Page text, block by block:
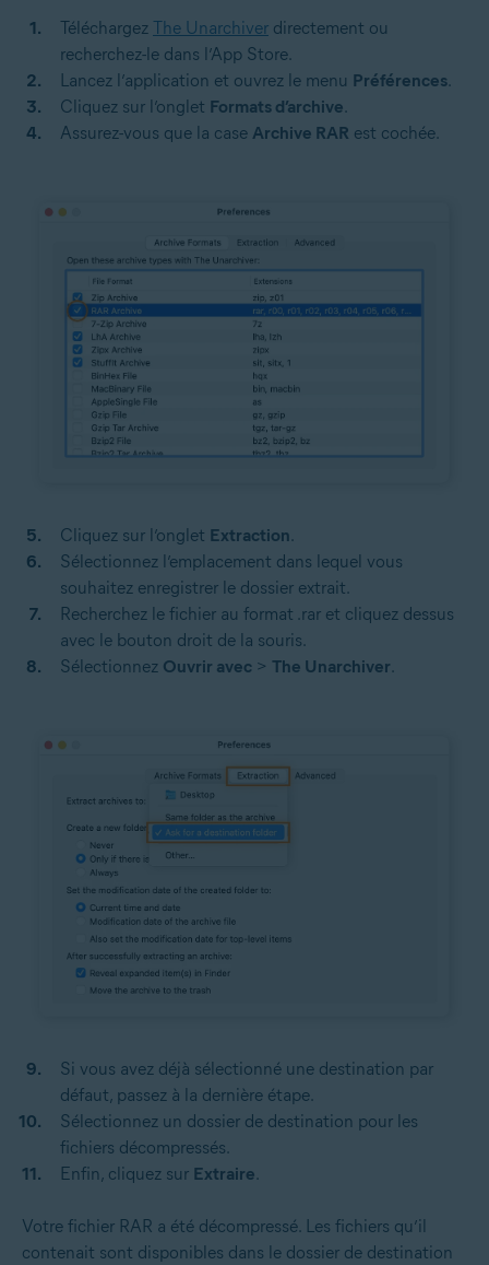
Téléchargez The Unarchiver directement ou
recherchez-le dans l’App Store.
Lancez l’application et ouvrez le menu Préférences.
Cliquez sur l’onglet Formats d’archive.
Assurez-vous que la case Archive RAR est cochée.
Cliquez sur l’onglet Extraction.
Sélectionnez l’emplacement dans lequel vous
souhaitez enregistrer le dossier extrait.
Recherchez le fichier au format .rar et cliquez dessus
avec le bouton droit de la souris.
Sélectionnez Ouvrir avec > The Unarchiver.
Si vous avez déjà sélectionné une destination par
défaut, passez à la dernière étape.
Sélectionnez un dossier de destination pour les
fichiers décompressés.
Enfin, cliquez sur Extraire.
Votre fichier RAR a été décompressé. Les fichiers qu’il
contenait sont disponibles dans le dossier de destination